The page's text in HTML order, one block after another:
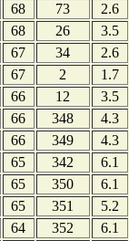
68 73
2.6
68 26
3.5
67 34
2.6
67 2
1.7
66 12
3.5
66 348
4.3
66 349
4.3
65 342
6.1
65 350
6.1
65 351
5.2
64 352
6.1